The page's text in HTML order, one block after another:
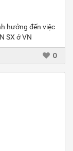
hưởng đến việc
SX ở VN
0